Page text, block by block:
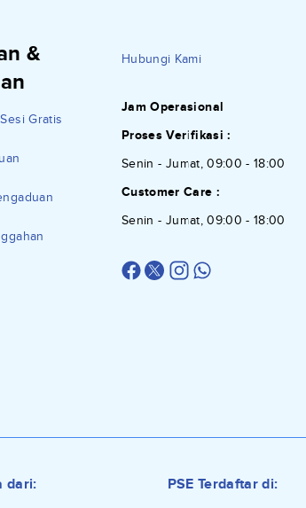
&
Gratis
Hubungi Kami
Jam Operasional
Proses Verifikasi :
Senin - Jumat, 09:00 - 18:00
Customer Care :
Senin - Jumat, 09:00 - 18:00
dari: PSE Terdaftar di: